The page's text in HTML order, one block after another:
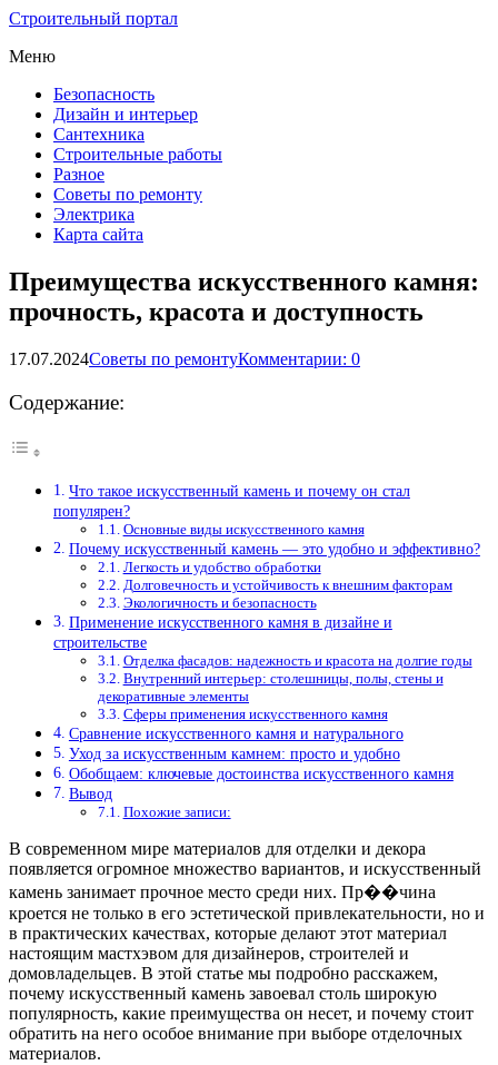
Строительный портал
Меню
Безопасность
Дизайн и интерьер
Сантехника
Строительные работы
Разное
Советы по ремонту
Электрика
Карта сайта
Преимущества искусственного камня:
прочность, красота и доступность
17.07.2024Советы по ремонтуКомментарии: 0
Содержание:
Что такое искусственный камень и почему он стал
популярен?
Основные виды искусственного камня
Почему искусственный камень — это удобно и эффективно?
Легкость и удобство обработки
Долговечность и устойчивость к внешним факторам
Экологичность и безопасность
Применение искусственного камня в дизайне и
строительстве
Отделка фасадов: надежность и красота на долгие годы
Внутренний интерьер: столешницы, полы, стены и
декоративные элементы
Сферы применения искусственного камня
Сравнение искусственного камня и натурального
Уход за искусственным камнем: просто и удобно
Обобщаем: ключевые достоинства искусственного камня
Вывод
Похожие записи:
В современном мире материалов для отделки и декора
появляется огромное множество вариантов, и искусственный
камень занимает прочное место среди них. Пр��чина
кроется не только в его эстетической привлекательности, но и
в практических качествах, которые делают этот материал
настоящим мастхэвом для дизайнеров, строителей и
домовладельцев. В этой статье мы подробно расскажем,
почему искусственный камень завоевал столь широкую
популярность, какие преимущества он несет, и почему стоит
обратить на него особое внимание при выборе отделочных
материалов.